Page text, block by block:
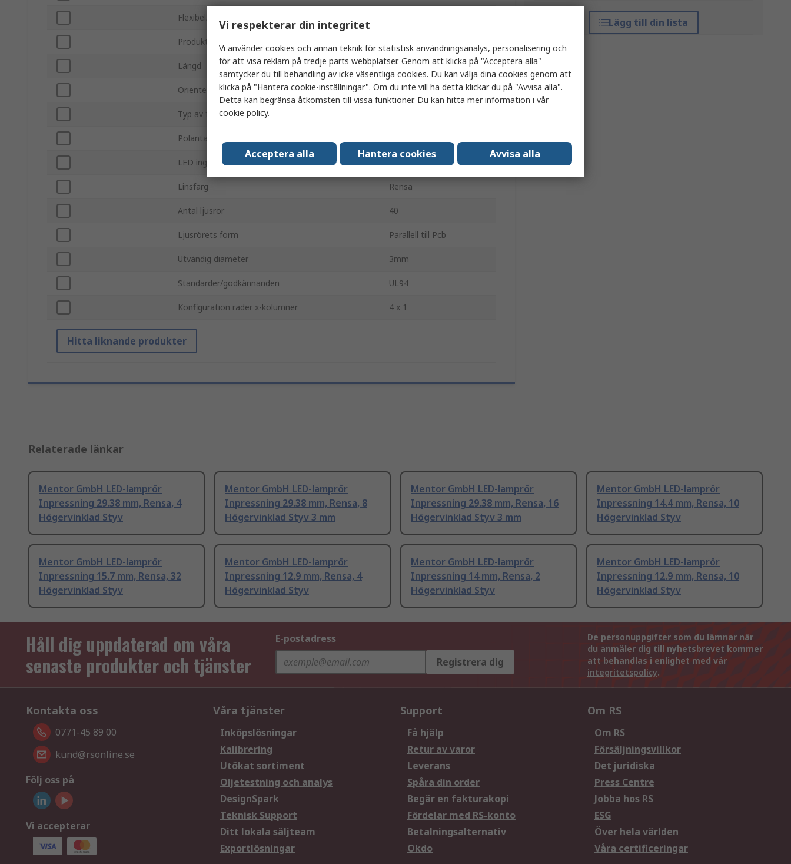
Lägg till din lista
Flexibel/styv
Produkttyp
Längd 29.38mm
Orientering Högervinklad
Typ av fäste
Polantal
LED ingår
Linsfärg Rensa
Antal ljusrör 40
Ljusrörets form Parallell till Pcb
Utvändig diameter 3mm
Standarder/godkännanden UL94
Konfiguration rader x-kolumner 4 x 1
Hitta liknande produkter
Relaterade länkar
Mentor GmbH LED-lamprör
Inpressning 29.38 mm, Rensa, 4
Högervinklad Styv
Mentor GmbH LED-lamprör
Inpressning 29.38 mm, Rensa, 8
Högervinklad Styv 3 mm
Mentor GmbH LED-lamprör
Inpressning 29.38 mm, Rensa, 16
Högervinklad Styv 3 mm
Mentor GmbH LED-lamprör
Inpressning 14.4 mm, Rensa, 10
Högervinklad Styv
Mentor GmbH LED-lamprör
Inpressning 15.7 mm, Rensa, 32
Högervinklad Styv
Mentor GmbH LED-lamprör
Inpressning 12.9 mm, Rensa, 4
Högervinklad Styv
Mentor GmbH LED-lamprör
Inpressning 14 mm, Rensa, 2
Högervinklad Styv
Mentor GmbH LED-lamprör
Inpressning 12.9 mm, Rensa, 10
Högervinklad Styv
Håll dig uppdaterad om våra
senaste produkter och tjänster
E-postadress
Registrera dig
De personuppgifter som du lämnar när
du anmäler dig till nyhetsbrevet kommer
att behandlas i enlighet med vår
integritetspolicy.
Kontakta oss
0771-45 89 00
kund@rsonline.se
Följ oss på
Vi accepterar
Våra tjänster
Inköpslösningar
Kalibrering
Utökat sortiment
Oljetestning och analys
DesignSpark
Teknisk Support
Ditt lokala säljteam
Exportlösningar
Support
Få hjälp
Retur av varor
Leverans
Spåra din order
Begär en fakturakopi
Fördelar med RS-konto
Betalningsalternativ
Okdo
Om RS
Om RS
Försäljningsvillkor
Det juridiska
Press Centre
Jobba hos RS
ESG
Över hela världen
Våra certificeringar
Vi respekterar din integritet
Vi använder cookies och annan teknik för statistisk användningsanalys, personalisering och
för att visa reklam på tredje parts webbplatser. Genom att klicka på "Acceptera alla"
samtycker du till behandling av icke väsentliga cookies. Du kan välja dina cookies genom att
klicka på "Hantera cookie-inställningar". Om du inte vill ha detta klickar du på "Avvisa alla".
Detta kan begränsa åtkomsten till vissa funktioner. Du kan hitta mer information i vår
cookie policy.
Acceptera alla Hantera cookies Avvisa alla